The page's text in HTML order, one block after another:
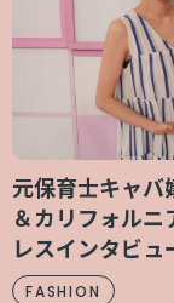
元保育士キャバ
＆カリフォル
レスインタビュ
FASHION